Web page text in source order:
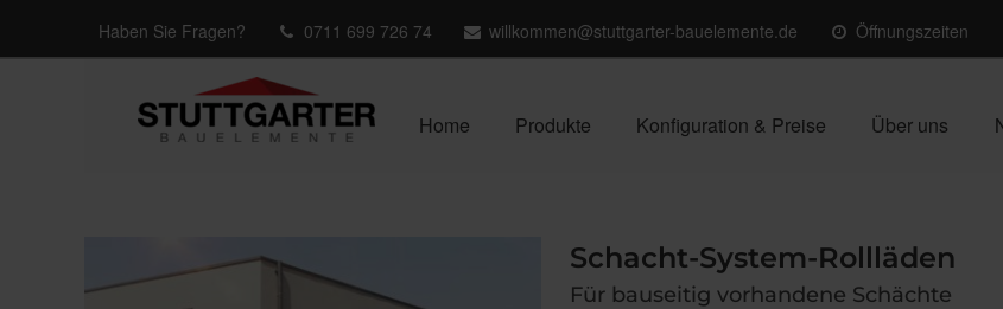
Haben Sie Fragen? 0711 699 726 74 willkommen@stuttgarter-bauelemente.de Öffnungszeiten
Home Produkte Konfiguration & Preise Über uns
Schacht-System-Rollläden
Für bauseitig vorhandene Schächte